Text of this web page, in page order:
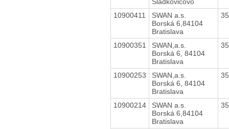
10900411
SWAN a.s.
Borská 6,84104
Bratislava
10900351
SWAN,a.s.
Borská 6, 84104
Bratislava
10900253
SWAN,a.s.
Borská 6, 84104
Bratislava
10900214
SWAN a.s.
Borská 6,84104
Bratislava